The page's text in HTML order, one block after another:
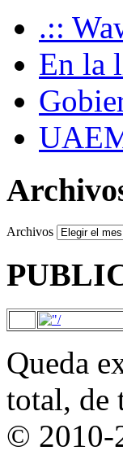
.::
En la
Archivos
Queda
total, de
© 2010-